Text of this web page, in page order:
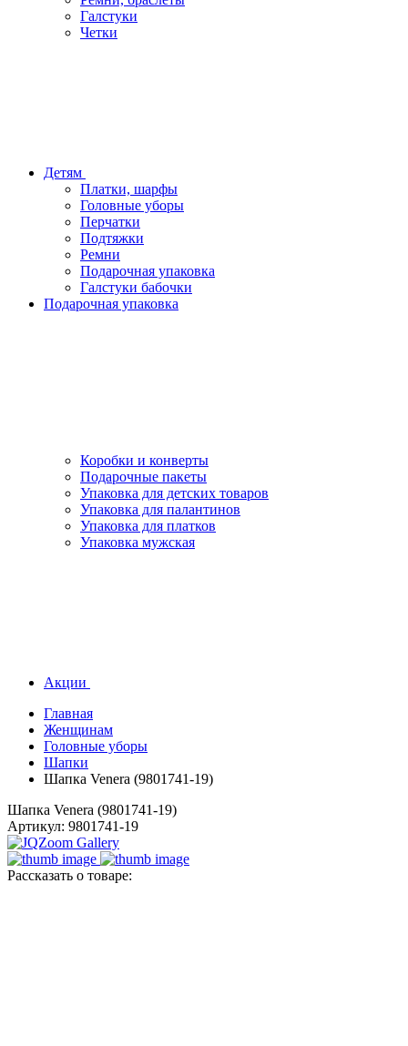
Галстуки
Четки
Детям
Платки, шарфы
Головные уборы
Перчатки
Подтяжки
Ремни
Подарочная упаковка
Галстуки бабочки
Подарочная упаковка
Коробки и конверты
Подарочные пакеты
Упаковка для детских товаров
Упаковка для палантинов
Упаковка для платков
Упаковка мужская
Акции
Главная
Женщинам
Головные уборы
Шапки
Шапка Venera (9801741-19)
Шапка Venera (9801741-19)
Артикул: 9801741-19
Рассказать о товаре: